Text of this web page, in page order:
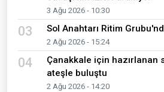
3 Ağu 2026 - 10:30
03 Sol Anahtarı Ritim
2 Ağu 2026 - 15:24
04
Çanakkale için hazırlanan
ateşle buluştu
2 Ağu 2026 - 14:20